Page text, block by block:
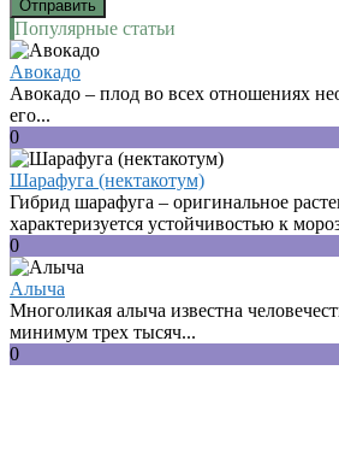
Популярные статьи
Авокадо
Авокадо – плод во всех отношениях
его...
0
Шарафуга (нектакотум)
Гибрид шарафуга – оригинальное
характеризуется устойчивостью к
0
Алыча
Многоликая алыча известна
минимум трех тысяч...
0